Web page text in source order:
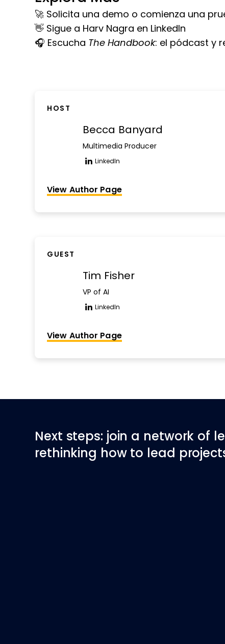
🚀 Solicita una demo o comienza una
👋 Sigue a Harv Nagra en LinkedIn
🎧 Escucha The Handbook: el pódcast y
HOST
Becca Banyard
Multimedia Producer
LinkedIn
Opens new window
View Author Page
GUEST
Tim Fisher
VP of AI
LinkedIn
Opens new window
View Author Page
Next steps: join a network of
rethinking how to lead